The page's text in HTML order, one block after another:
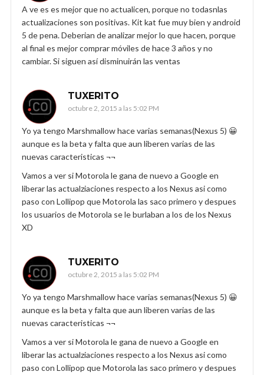
A ve es es mejor que no actualicen, porque no todasnlas
actualizaciones son positivas. Kit kat fue muy bien y android
5 de pena. Deberian de analizar mejor lo que hacen, porque
al final es mejor comprar móviles de hace 3 años y no
cambiar. Si siguen así disminuirán las ventas
TUXERITO
octubre 2, 2015 a las 5:02 PM
Yo ya tengo Marshmallow hace varias semanas(Nexus 5) 😀
aunque es la beta y falta que aun liberen varias de las
nuevas caracteristicas ¬¬
Vamos a ver si Motorola le gana de nuevo a Google en
liberar las actualziaciones respecto a los Nexus asi como
paso con Lollipop que Motorola las saco primero y despues
los usuarios de Motorola se le burlaban a los de los Nexus
XD
TUXERITO
octubre 2, 2015 a las 5:02 PM
Yo ya tengo Marshmallow hace varias semanas(Nexus 5) 😀
aunque es la beta y falta que aun liberen varias de las
nuevas caracteristicas ¬¬
Vamos a ver si Motorola le gana de nuevo a Google en
liberar las actualziaciones respecto a los Nexus asi como
paso con Lollipop que Motorola las saco primero y despues